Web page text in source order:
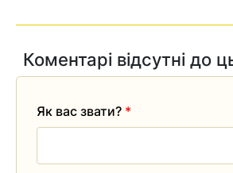
Коментарі відсутні до
Як вас звати? *